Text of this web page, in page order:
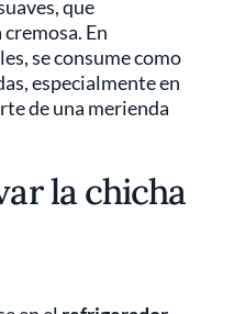
que
En
se consume como
especialmente en
de una merienda
la chicha